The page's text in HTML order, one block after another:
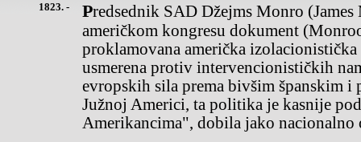
1823. - Predsednik SAD Džejms Monro (James Monroe) objavio je u
američkom kongresu dokument
proklamovana američka
usmerena protiv intervencionističkih
evropskih sila prema bivšim španskim
Južnoj Americi, ta politika je kasnije
Amerikancima", dobila jako nacionalno